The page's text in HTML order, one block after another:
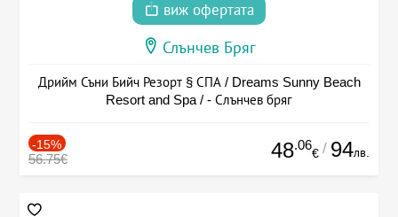
виж офертата
Слънчев Бряг
Дрийм Съни Бийч Резорт § СПА / Dreams Sunny Beach
Resort and Spa / - Слънчев бряг
-15%
56.75€ 48.06
€ / 94лв.